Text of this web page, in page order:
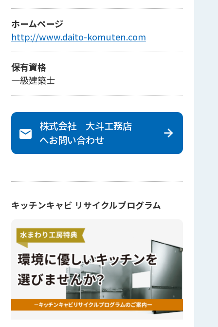
ホームページ
http://www.daito-komuten.com
保有資格
一級建築士
株式会社 大斗工務店
へお問い合わせ
キッチンキャビ リサイクルプログラム